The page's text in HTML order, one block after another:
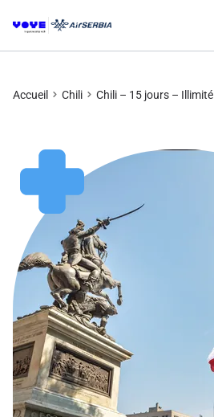
Accueil Chili Chili – 15 jours – Illimité